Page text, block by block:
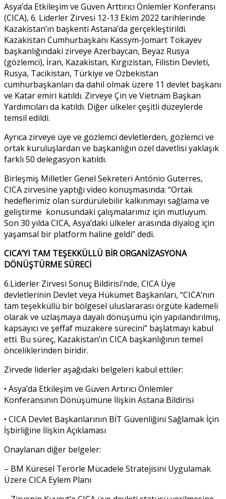
Asya’da Etkileşim ve Güven Arttırıcı Önlemler Konferansı
(CICA), 6. Liderler Zirvesi 12-13 Ekim 2022 tarihlerinde
Kazakistan’ın başkenti Astana’da gerçekleştirildi.
Kazakistan Cumhurbaşkanı Kassym-Jomart Tokayev
başkanlığındaki zirveye Azerbaycan, Beyaz Rusya
(gözlemci), İran, Kazakistan, Kırgızistan, Filistin Devleti,
Rusya, Tacikistan, Türkiye ve Özbekistan
cumhurbaşkanları da dahil olmak üzere 11 devlet başkanı
ve Katar emiri katıldı. Zirveye Çin ve Vietnam Başkan
Yardımcıları da katıldı. Diğer ülkeler çeşitli düzeylerde
temsil edildi.
Ayrıca zirveye üye ve gözlemci devletlerden, gözlemci ve
ortak kuruluşlardan ve başkanlığın özel davetlisi yaklaşık
farklı 50 delegasyon katıldı.
Birleşmiş Milletler Genel Sekreteri António Guterres,
CICA zirvesine yaptığı video konuşmasında: “Ortak
hedeflerimiz olan sürdürülebilir kalkınmayı sağlama ve
geliştirme konusundaki çalışmalarımız için mutluyum.
Son 30 yılda CICA, Asya’daki ülkeler arasında diyalog için
yaşamsal bir platform haline geldi” dedi.
CICA’YI TAM TEŞEKKÜLLÜ BİR ORGANİZASYONA
DÖNÜŞTÜRME SÜRECİ
6.Liderler Zirvesi Sonuç Bildirisi’nde, CICA Üye
devletlerinin Devlet veya Hükümet Başkanları, “CICA’nın
tam teşekküllü bir bölgesel uluslararası örgüte kademeli
olarak ve uzlaşmaya dayalı dönüşümü için yapılandırılmış,
kapsayıcı ve şeffaf müzakere sürecini” başlatmayı kabul
etti. Bu süreç, Kazakistan’ın CICA başkanlığının temel
önceliklerinden biridir.
Zirvede liderler aşağıdaki belgeleri kabul ettiler:
• Asya’da Etkileşim ve Güven Artırıcı Önlemler
Konferansının Dönüşümüne İlişkin Astana Bildirisi
• CICA Devlet Başkanlarının BİT Güvenliğini Sağlamak İçin
İşbirliğine İlişkin Açıklaması
Onaylanan diğer belgeler:
– BM Küresel Terörle Mücadele Stratejisini Uygulamak
Üzere CICA Eylem Planı